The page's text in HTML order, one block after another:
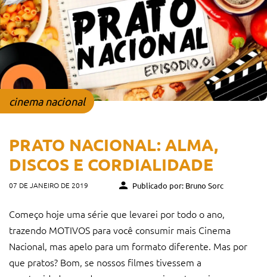
cinema nacional
PRATO NACIONAL: ALMA,
DISCOS E CORDIALIDADE
07 DE JANEIRO DE 2019 Publicado por: Bruno Sorc
Começo hoje uma série que levarei por todo o ano,
trazendo MOTIVOS para você consumir mais Cinema
Nacional, mas apelo para um formato diferente. Mas por
que pratos? Bom, se nossos filmes tivessem a